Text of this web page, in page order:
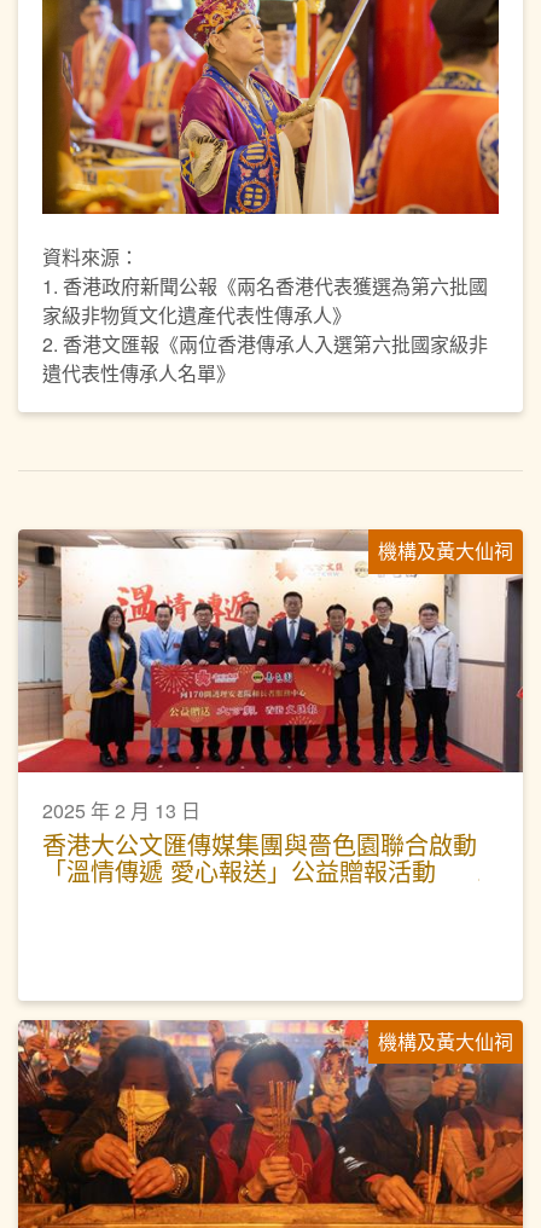
資料來源：
1. 香港政府新聞公報《兩名香港代表獲選為第六批國
家級非物質文化遺產代表性傳承人》
2. 香港文匯報《兩位香港傳承人入選第六批國家級非
遺代表性傳承人名單》
機構及黃大仙祠
2025 年 2 月 13 日
香港大公文匯傳媒集團與嗇色園聯合啟動
「溫情傳遞 愛心報送」公益贈報活動
機構及黃大仙祠